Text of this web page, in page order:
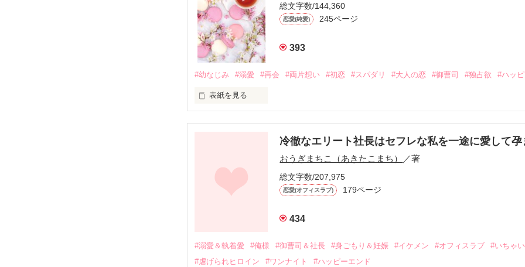
総文字数/144,360
恋愛(純愛) 245ページ
393
#幼なじみ #溺愛 #再会 #両片想い #初恋 #スパダリ #大人の恋 #御曹司 #独占欲 #ハッ
表紙を見る
しかし、ある出来事をきっかけに二人の関係は壊れてしまう。
関係修復もできないまま、美桜は両親の離婚によって
引っ越すことになり、哲平とも離れ離れになった。
そして、ひょんなことから
酔った勢いで一夜を共にしてしまった。
冷徹なエリート社長はセフレな私を一途に愛して孕
おうぎまちこ（あきたこまち） ／著
総文字数/207,975
恋愛(オフィスラブ) 179ページ
434
#溺愛＆執着愛 #俺様 #御曹司＆社長 #身ごもり＆妊娠 #イケメン #オフィスラブ
#いちゃ
#虐げられヒロイン
#ワンナイト #ハッピーエンド